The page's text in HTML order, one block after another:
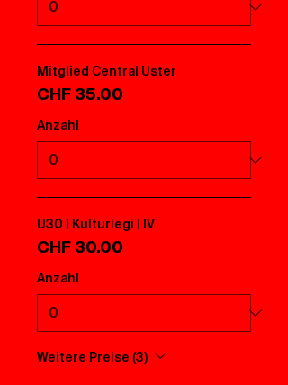
Mitglied Central Uster
CHF 35.00
Anzahl
U30 | Kulturlegi | IV
CHF 30.00
Anzahl
Weitere Preise (3)